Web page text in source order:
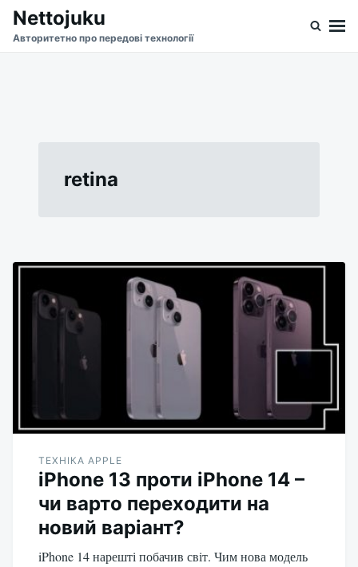
SkipSearch
for:
Nettojuku
Авторитетно про передові технології
retina
ТЕХНІКА APPLE
iPhone 13 проти iPhone 14 –
чи варто переходити на
новий варіант?
iPhone 14 нарешті побачив світ. Чим нова модель